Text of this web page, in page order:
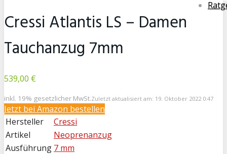
Cressi Atlantis LS – Damen
Tauchanzug 7mm
539,00 €
inkl. 19% gesetzlicher MwSt.Zuletzt aktualisiert am: 19. Oktober 2022 0:47
Jetzt bei Amazon bestellen
Hersteller
Cressi
Artikel
Neoprenanzug
Ausführung 7 mm